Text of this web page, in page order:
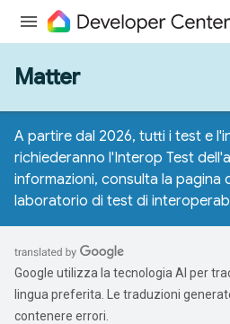
Matter
A partire dal 2026, tutti i test e
richiederanno l'Interop Test
informazioni, consulta la pagina
laboratorio di test di
Google utilizza la tecnologia AI per
lingua preferita. Le traduzioni
contenere errori.